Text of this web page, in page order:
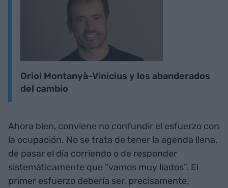
Oriol Montanyà-Vinicius y los abanderados
del cambio
Ahora bien, conviene no confundir el esfuerzo con
la ocupación. No se trata de tener la agenda llena,
de pasar el día corriendo o de responder
sistemáticamente que “vamos muy liados”. El
primer esfuerzo debería ser, precisamente,